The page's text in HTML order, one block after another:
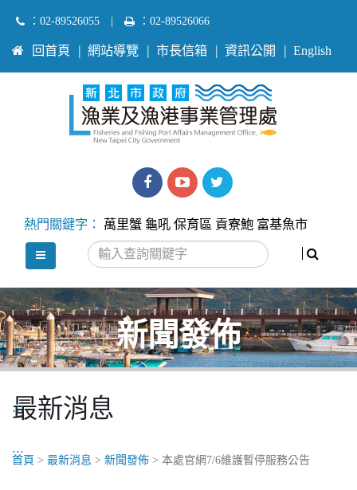
主
要
：02-89526055 ：02-89526066
::: 回首頁 網站導覽 市長信箱 資訊公開 English
漁
處
facebook
漁
處
youtube
Twitter
熱門關鍵字： 萬里蟹 龜吼 保育區 貢寮鮑 富基魚市
選單
新聞發佈
:::
最新消息
:::
首頁 > 最新消息 > 新聞發佈 > 本處官網7/6維護暫停服務公告